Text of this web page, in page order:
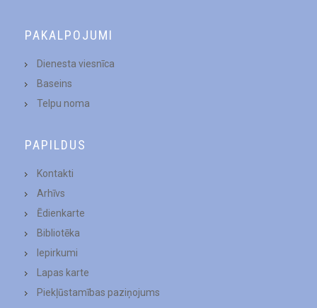
PAKALPOJUMI
Dienesta viesnīca
Baseins
Telpu noma
PAPILDUS
Kontakti
Arhīvs
Ēdienkarte
Bibliotēka
Iepirkumi
Lapas karte
Piekļūstamības paziņojums